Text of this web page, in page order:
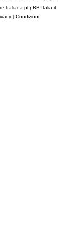
Italiana phpBB-Italia.it
| Condizioni